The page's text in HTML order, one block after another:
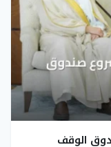
الوقف